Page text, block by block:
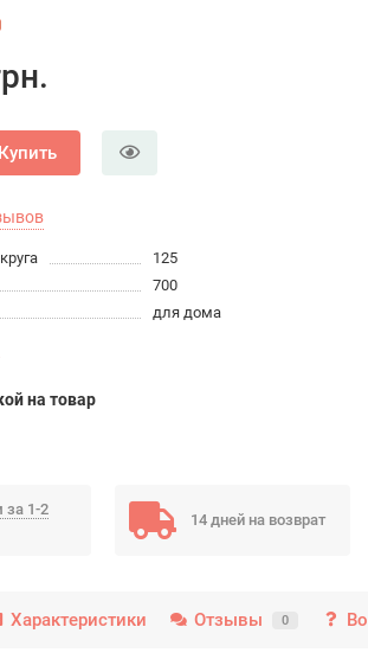
Купить
125
700
для дома
на товар
за 1-2
14 дней на возврат
Характеристики Отзывы 0